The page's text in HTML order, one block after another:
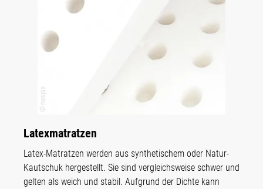
Latex­matratzen
Latex-Matratzen werden aus synthetischem oder Natur-
Kautschuk hergestellt. Sie sind vergleichsweise schwer und
gelten als weich und stabil. Aufgrund der Dichte kann